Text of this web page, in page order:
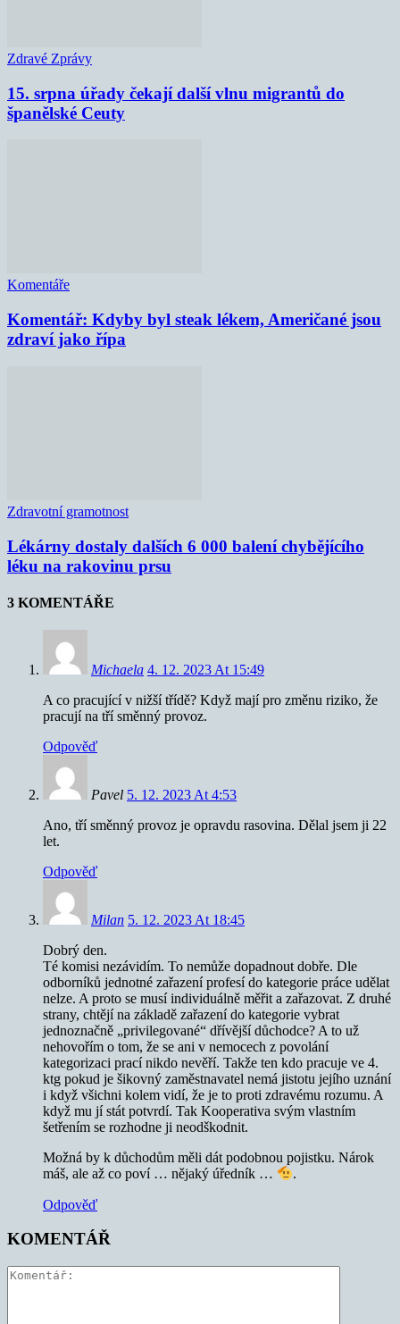
Zdravé Zprávy
15. srpna úřady čekají další vlnu migrantů do
španělské Ceuty
Komentáře
Komentář: Kdyby byl steak lékem, Američané jsou
zdraví jako řípa
Zdravotní gramotnost
Lékárny dostaly dalších 6 000 balení chybějícího
léku na rakovinu prsu
3 KOMENTÁŘE
Michaela 4. 12. 2023 At 15:49
A co pracující v nižší třídě? Když mají pro změnu riziko, že
pracují na tří směnný provoz.
Odpověď
Pavel 5. 12. 2023 At 4:53
Ano, tří směnný provoz je opravdu rasovina. Dělal jsem ji 22
let.
Odpověď
Milan 5. 12. 2023 At 18:45
Dobrý den.
Té komisi nezávidím. To nemůže dopadnout dobře. Dle
odborníků jednotné zařazení profesí do kategorie práce udělat
nelze. A proto se musí individuálně měřit a zařazovat. Z druhé
strany, chtějí na základě zařazení do kategorie vybrat
jednoznačně „privilegované“ dřívější důchodce? A to už
nehovořím o tom, že se ani v nemocech z povolání
kategorizaci prací nikdo nevěří. Takže ten kdo pracuje ve 4.
ktg pokud je šikovný zaměstnavatel nemá jistotu jejího uznání
i když všichni kolem vidí, že je to proti zdravému rozumu. A
když mu jí stát potvrdí. Tak Kooperativa svým vlastním
šetřením se rozhodne ji neodškodnit.
Možná by k důchodům měli dát podobnou pojistku. Nárok
máš, ale až co poví … nějaký úředník …
.
Odpověď
KOMENTÁŘ